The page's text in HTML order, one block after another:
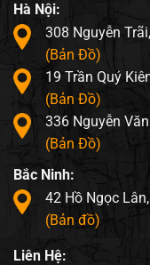
Hà Nội:
308 Nguyễn
(Bản Đồ)
19 Trần Quý
(Bản Đồ)
336 Nguyễn
(Bản Đồ)
Bắc Ninh:
42 Hồ Ngọc
(Bản đồ)
Liên Hệ: